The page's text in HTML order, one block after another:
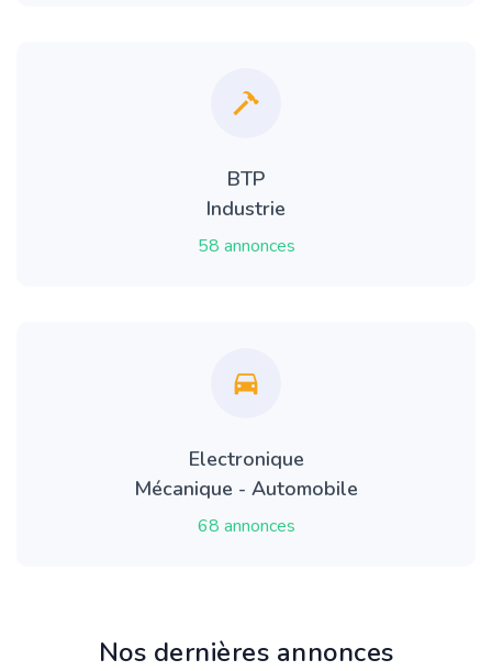
BTP
Industrie
58 annonces
Electronique
Mécanique - Automobile
68 annonces
Nos dernières annonces